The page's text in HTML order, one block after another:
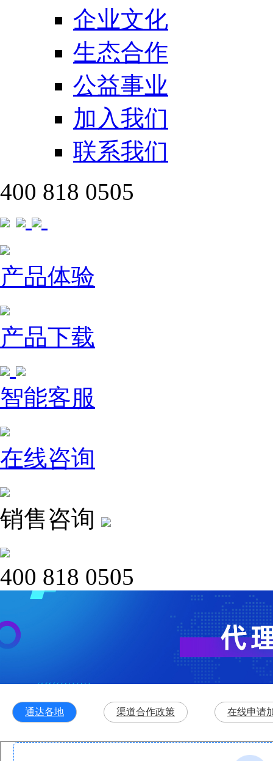
企业文化
生态合作
公益事业
加入我们
联系我们
400 818 0505
产品体验
产品下载
智能客服
在线咨询
销售咨询
400 818 0505
通达各地 渠道合作政策 在线申请